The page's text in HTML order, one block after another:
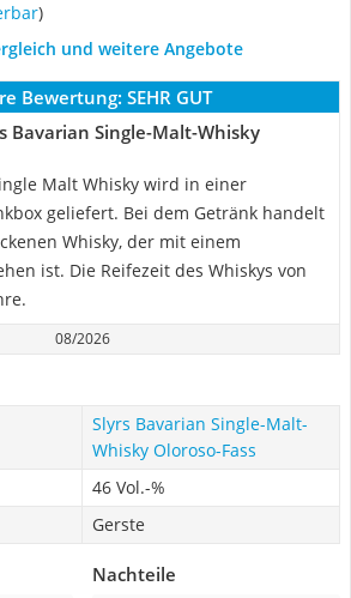
)
und weitere Angebote
Bewertung: SEHR GUT
Bavarian Single-Malt-Whisky
Malt Whisky wird in einer
geliefert. Bei dem Getränk handelt
Whisky, der mit einem
ist. Die Reifezeit des Whiskys von
08/2026
Slyrs Bavarian Single-Malt-
Whisky Oloroso-Fass
46 Vol.-%
Gerste
Nachteile